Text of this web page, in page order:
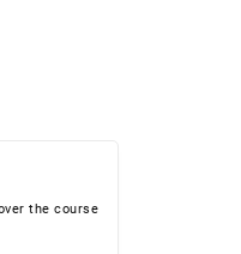
the course